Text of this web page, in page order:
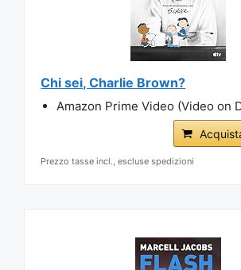
Chi sei, Charlie Brown?
Amazon Prime Video (Video on
Prezzo tasse incl., escluse spedizioni